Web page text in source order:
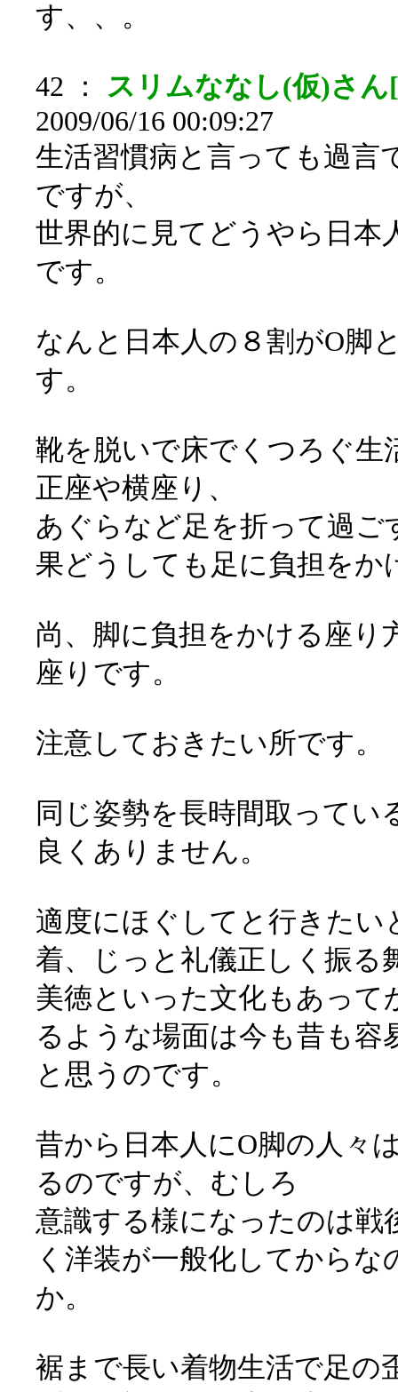
す、、。
42 ： スリムななし(仮)さん
2009/06/16 00:09:27
生活習慣病と言っても過言
ですが、
世界的に見てどうやら日本
です。
なんと日本人の８割がO脚
す。
靴を脱いで床でくつろぐ生
正座や横座り、
あぐらなど足を折って過ご
果どうしても足に負担をか
尚、脚に負担をかける座り
座りです。
注意しておきたい所です。
同じ姿勢を長時間取ってい
良くありません。
適度にほぐしてと行きたい
着、じっと礼儀正しく振る
美徳といった文化もあって
るような場面は今も昔も容
と思うのです。
昔から日本人にO脚の人々
るのですが、むしろ
意識する様になったのは戦
く洋装が一般化してから
か。
裾まで長い着物生活で足の